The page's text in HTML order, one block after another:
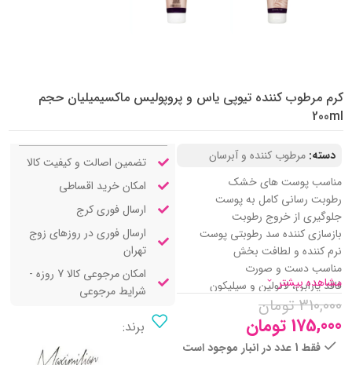
کرم مرطوب کننده تیوپی یاس و پروپولیس ماکسیمیلیان حجم
200ml
دسته: مرطوب کننده و آبرسان
مناسب پوست های خشک
رطوبت رسانی کامل به پوست
جلوگیری از خروج رطوبت
بازسازی کننده سد رطوبتی پوست
نرم کننده و لطافت بخش
مناسب دست و صورت
فاقد پارابن، لانولین و سیلیکون
تغذیه کننده و استحکام بخش پوست
بافت سبک و جذب سریع
آنتی اکسیدان و ضد رادیکال های آزاد
تسکین دهنده و التیام بخش
مشاهده بیشتر
310,000 تومان
175,000 تومان
فقط 1 عدد در انبار موجود است
تضمین اصالت و کیفیت کالا
امکان خرید اقساطی
ارسال فوری کرج
ارسال فوری در روزهای زوج
تهران
امکان مرجوعی کالا 7 روزه -
شرایط مرجوعی
برند: